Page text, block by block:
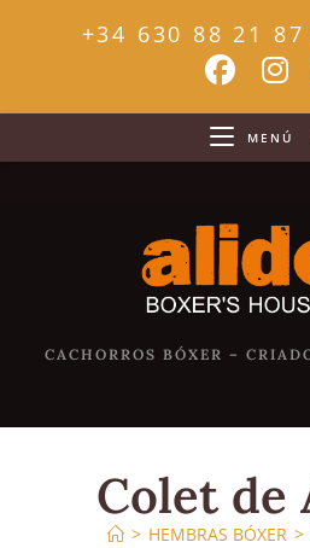
+34 630 88 21 87
MENÚ
CACHORROS BÓXER –
Colet de
> HEMBRAS BÓXER >